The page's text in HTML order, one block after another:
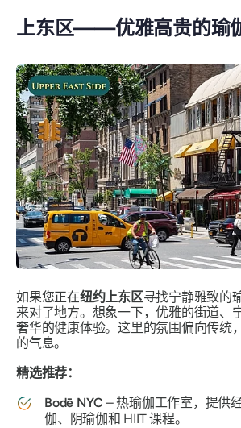
上东区——优雅高贵的瑜
如果您正在纽约上东区寻找宁静雅致的
来对了地方。想象一下，优雅的街道、
奢华的健康体验。这里的氛围偏向传统
的气息。
精选推荐：
Bodē NYC – 热瑜伽工作室，提供
伽、阴瑜伽和 HIIT 课程。